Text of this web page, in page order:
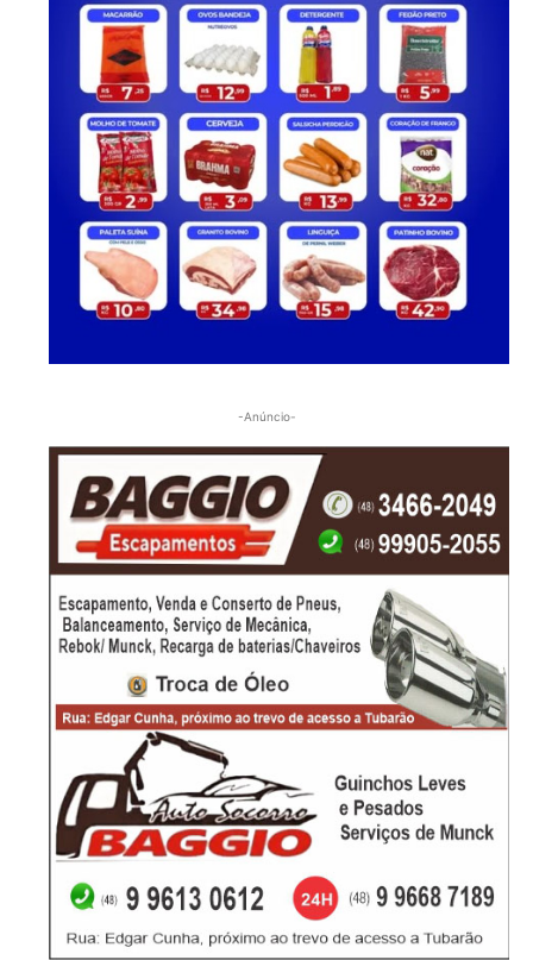
-Anúncio-